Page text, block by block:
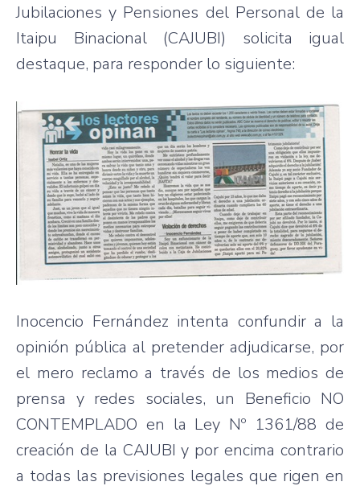
Jubilaciones y Pensiones del Personal de la
Itaipu Binacional (CAJUBI) solicita igual
destaque, para responder lo siguiente:
Inocencio Fernández intenta confundir a la
opinión pública al pretender adjudicarse, por
el mero reclamo a través de los medios de
prensa y redes sociales, un Beneficio NO
CONTEMPLADO en la Ley Nº 1361/88 de
creación de la CAJUBI y por encima contrario
a todas las previsiones legales que rigen en